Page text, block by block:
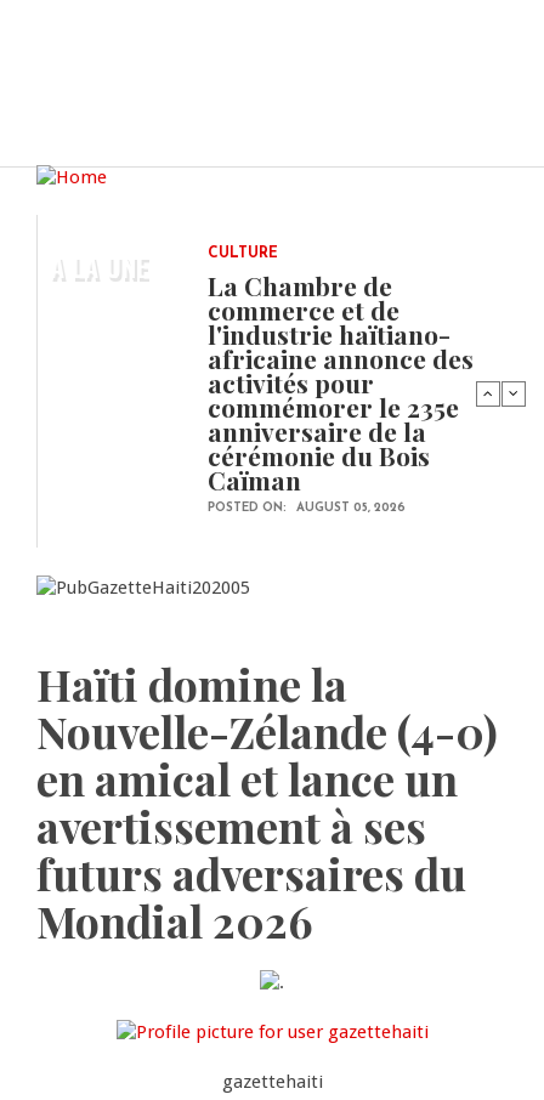
A LA UNE CULTURE
La Chambre de
commerce et de
l'industrie haïtiano-
africaine annonce des
activités pour
commémorer le 235e
anniversaire de la
cérémonie du Bois
Caïman
POSTED ON: AUGUST 05, 2026
Haïti domine la
Nouvelle-Zélande (4-0)
en amical et lance un
avertissement à ses
futurs adversaires du
Mondial 2026
gazettehaiti